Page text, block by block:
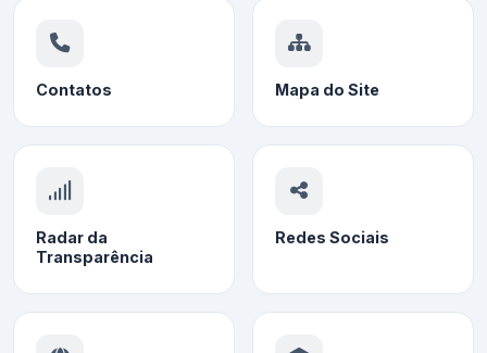
Contatos Mapa do Site
Radar da
Transparência
Redes Sociais